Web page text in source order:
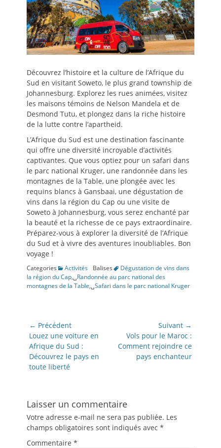
Découvrez l’histoire et la culture de l’Afrique du
Sud en visitant Soweto, le plus grand township de
Johannesburg. Explorez les rues animées, visitez
les maisons témoins de Nelson Mandela et de
Desmond Tutu, et plongez dans la riche histoire
de la lutte contre l’apartheid.
L’Afrique du Sud est une destination fascinante
qui offre une diversité incroyable d’activités
captivantes. Que vous optiez pour un safari dans
le parc national Kruger, une randonnée dans les
montagnes de la Table, une plongée avec les
requins blancs à Gansbaai, une dégustation de
vins dans la région du Cap ou une visite de
Soweto à Johannesburg, vous serez enchanté par
la beauté et la richesse de ce pays extraordinaire.
Préparez-vous à explorer la diversité de l’Afrique
du Sud et à vivre des aventures inoubliables. Bon
voyage !
Categories Activités Balises
Dégustation de vins dans
la région du Cap,␣Randonnée au parc national des
montagnes de la Table,␣Safari dans le parc national Kruger
Navigation
de
l’article
← Précédent
Article
précédent:
Louez une voiture en
Afrique du Sud :
Découvrez le pays en
toute liberté
Suivant →
Article
suivant:
Vols pour le Maroc :
Comment rejoindre ce
pays enchanteur
Laisser un commentaire
Votre adresse e-mail ne sera pas publiée. Les
champs obligatoires sont indiqués avec *
Commentaire *